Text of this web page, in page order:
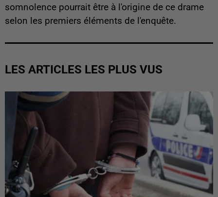
somnolence pourrait être à l'origine de ce drame
selon les premiers éléments de l'enquête.
LES ARTICLES LES PLUS VUS